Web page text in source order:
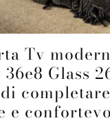
Tv
Glass
e